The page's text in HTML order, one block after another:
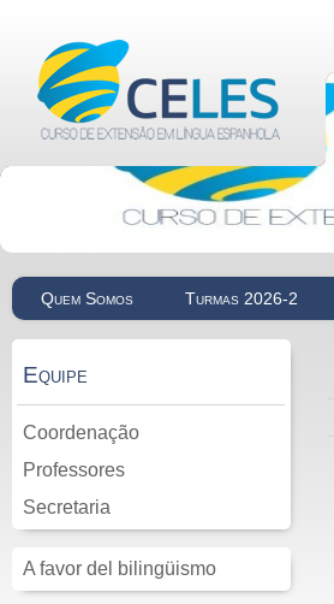
Quem Somos Turmas 2026-2
Equipe
Coordenação
Professores
Secretaria
A favor del bilingüismo